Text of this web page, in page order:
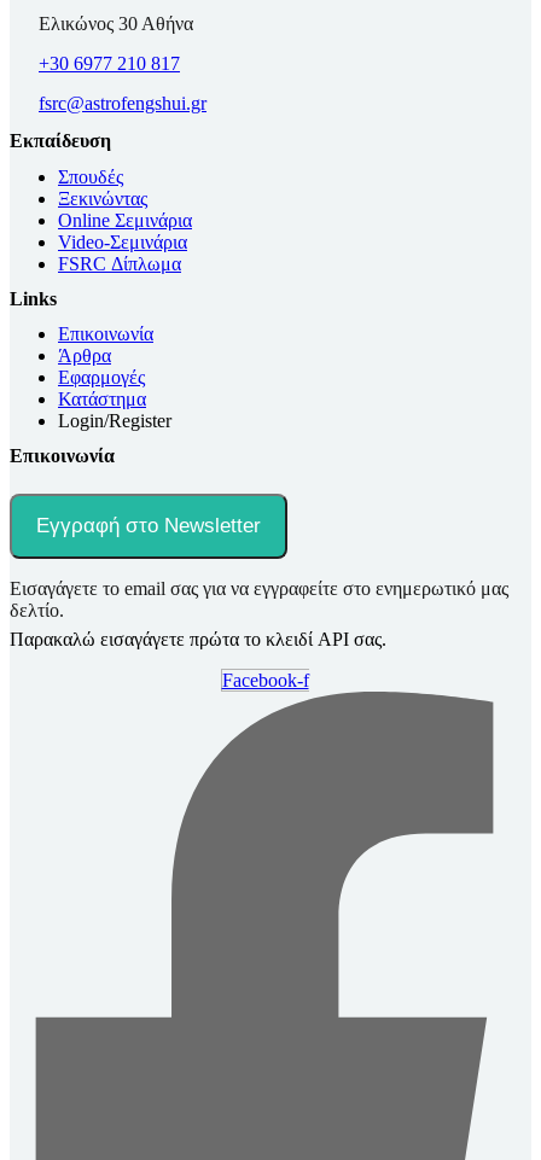
Ελικώνος 30 Αθήνα
+30 6977 210 817
fsrc@astrofengshui.gr
Εκπαίδευση
Σπουδές
Ξεκινώντας
Online Σεμινάρια
Video-Σεμινάρια
FSRC Δίπλωμα
Links
Επικοινωνία
Άρθρα
Εφαρμογές
Κατάστημα
Login/Register
Επικοινωνία
Εγγραφή στο Newsletter
Εισαγάγετε το email σας για να εγγραφείτε στο ενημερωτικό μας
δελτίο.
Παρακαλώ εισαγάγετε πρώτα το κλειδί API σας.
Facebook-f